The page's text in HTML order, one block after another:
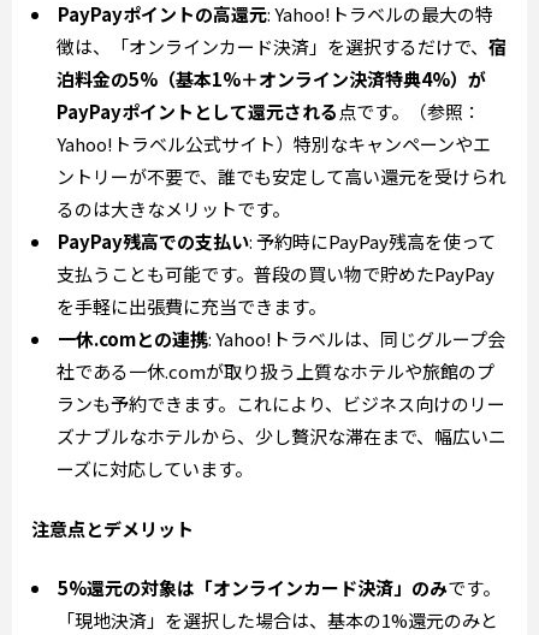
PayPayポイントの高還元: Yahoo!トラベルの最大の特
徴は、「オンラインカード決済」を選択するだけで、 宿
泊料金の5%（基本1%＋オンライン決済特典4%）が
PayPayポイントとして還元される点です。（参照：
Yahoo!トラベル公式サイト）特別なキャンペーンやエ
ントリーが不要で、誰でも安定して高い還元を受けられ
るのは大きなメリットです。
PayPay残高での支払い: 予約時にPayPay残高を使って
支払うことも可能です。普段の買い物で貯めたPayPay
を手軽に出張費に充当できます。
一休.comとの連携: Yahoo!トラベルは、同じグループ会
社である一休.comが取り扱う上質なホテルや旅館のプ
ランも予約できます。これにより、ビジネス向けのリー
ズナブルなホテルから、少し贅沢な滞在まで、幅広いニ
ーズに対応しています。
注意点とデメリット
5%還元の対象は「オンラインカード決済」のみです。
「現地決済」を選択した場合は、基本の1%還元のみと